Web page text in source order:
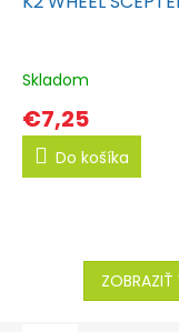
Skladom
€7,25
Do košíka
ZOBRAZIŤ